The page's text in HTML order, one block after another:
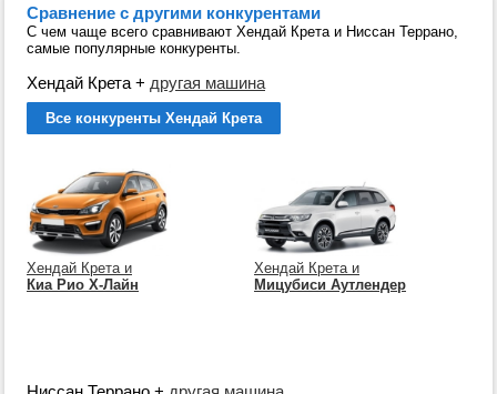
Сравнение с другими конкурентами
С чем чаще всего сравнивают Хендай Крета и Ниссан Террано,
самые популярные конкуренты.
Хендай Крета + другая машина
Все конкуренты Хендай Крета
Хендай Крета и
Киа Рио Х-Лайн
Хендай Крета и
Мицубиси Аутлендер